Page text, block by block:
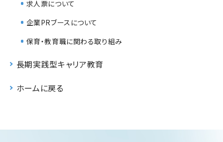
求人票について
企業PRブースについて
保育・教育職に関わる取り組み
長期実践型キャリア教育
ホームに戻る